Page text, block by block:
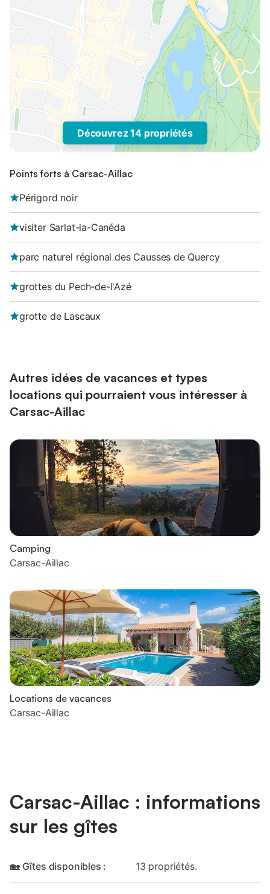
Découvrez 14 propriétés
Points forts à Carsac-Aillac
Périgord noir
visiter Sarlat-la-Canéda
parc naturel régional des Causses de Quercy
grottes du Pech-de-l'Azé
grotte de Lascaux
Autres idées de vacances et types
locations qui pourraient vous intéresser à
Carsac-Aillac
Camping
Carsac-Aillac
Locations de vacances
Carsac-Aillac
Carsac-Aillac : informations
sur les gîtes
🏡 Gîtes disponibles : 13 propriétés.